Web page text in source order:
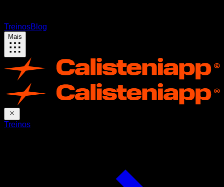
TreinosBlog
Mais
Treinos